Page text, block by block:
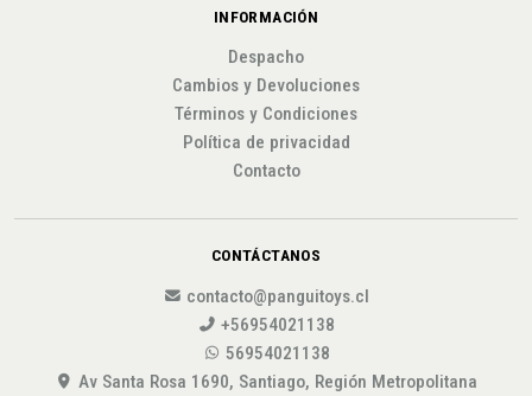
INFORMACIÓN
Despacho
Cambios y Devoluciones
Términos y Condiciones
Política de privacidad
Contacto
CONTÁCTANOS
contacto@panguitoys.cl
+56954021138
56954021138
Av Santa Rosa 1690, Santiago, Región Metropolitana